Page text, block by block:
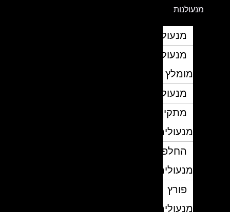
מנעולנות
מנעולן
מנעולן
מומלץ
מנעולנים
מתקין
מנעולים
החלפת
מנעולים
פורץ
מנעולים